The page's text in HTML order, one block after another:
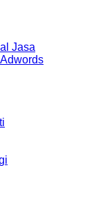
Jasa